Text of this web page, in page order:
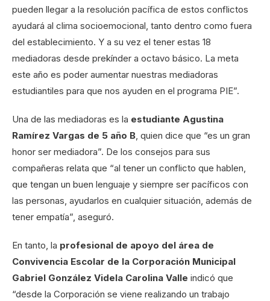
pueden llegar a la resolución pacífica de estos conflictos
ayudará al clima socioemocional, tanto dentro como fuera
del establecimiento. Y a su vez el tener estas 18
mediadoras desde prekínder a octavo básico. La meta
este año es poder aumentar nuestras mediadoras
estudiantiles para que nos ayuden en el programa PIE”.
Una de las mediadoras es la estudiante Agustina
Ramírez Vargas de 5 año B, quien dice que “es un gran
honor ser mediadora”. De los consejos para sus
compañeras relata que “al tener un conflicto que hablen,
que tengan un buen lenguaje y siempre ser pacíficos con
las personas, ayudarlos en cualquier situación, además de
tener empatía”, aseguró.
En tanto, la profesional de apoyo del área de
Convivencia Escolar de la Corporación Municipal
Gabriel González Videla Carolina Valle indicó que
“desde la Corporación se viene realizando un trabajo